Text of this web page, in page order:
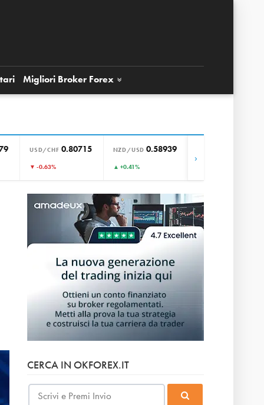
Migliori Broker Forex
USD/CHF 0.80715
▼ -0.63%
NZD/USD 0.58939
▲ +0.41%
›
CERCA IN OKFOREX.IT